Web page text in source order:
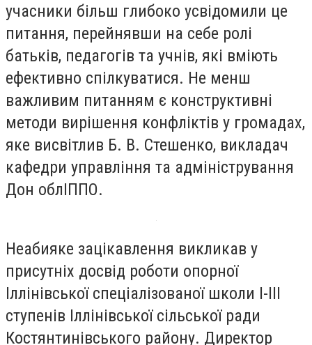
учасники більш глибоко усвідомили це
питання, перейнявши на себе ролі
батьків, педагогів та учнів, які вміють
ефективно спілкуватися. Не менш
важливим питанням є конструктивні
методи вирішення конфліктів у громадах,
яке висвітлив Б. В. Стешенко, викладач
кафедри управління та адміністрування
Дон облІППО.
Неабияке зацікавлення викликав у
присутніх досвід роботи опорної
Іллінівської спеціалізованої школи І-ІІІ
ступенів Іллінівської сільської ради
Костянтинівського району. Директор